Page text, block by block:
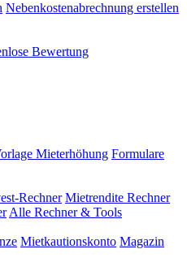
Nebenkostenabrechnung erstellen
Bewertung
Mieterhöhung Formulare
Rechner Mietrendite Rechner
Alle Rechner & Tools
Mietkautionskonto Magazin